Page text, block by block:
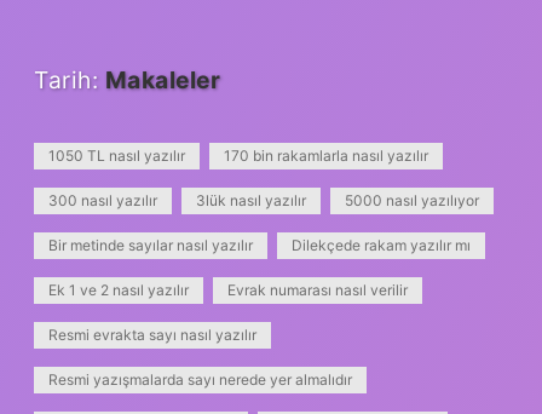
Tarih: Makaleler
1050 TL nasıl yazılır 170 bin rakamlarla nasıl yazılır
300 nasıl yazılır 3lük nasıl yazılır 5000 nasıl yazılıyor
Bir metinde sayılar nasıl yazılır Dilekçede rakam yazılır mı
Ek 1 ve 2 nasıl yazılır Evrak numarası nasıl verilir
Resmi evrakta sayı nasıl yazılır
Resmi yazışmalarda sayı nerede yer almalıdır